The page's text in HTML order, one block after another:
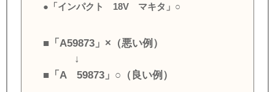
●「インパクト 18V マキタ」○
■「A59873」×（悪い例）
↓
■「A 59873」○（良い例）